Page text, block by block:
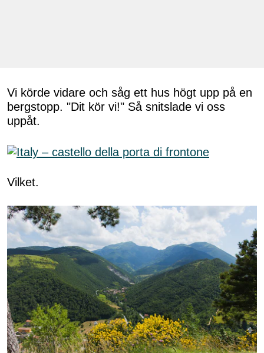
Vi körde vidare och såg ett hus högt upp på en
bergstopp. "Dit kör vi!" Så snitslade vi oss
uppåt.
Vilket.